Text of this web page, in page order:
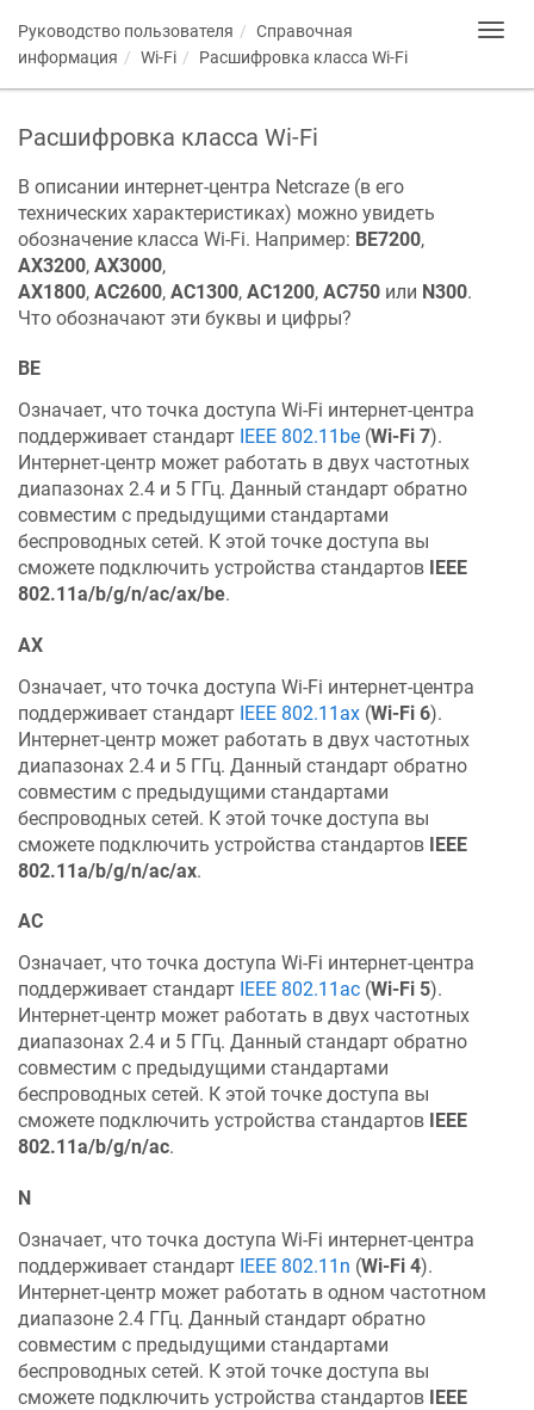
Руководство пользователя
Справочная
информация
Wi-Fi Расшифровка класса Wi-Fi
Расшифровка класса Wi-Fi
В описании интернет-центра Netcraze (в его
технических характеристиках) можно увидеть
обозначение класса Wi-Fi. Например: BE7200,
AX3200, AX3000,
AX1800, AC2600, AC1300, АС1200, АС750 или N300.
Что обозначают эти буквы и цифры?
BE
Означает, что точка доступа Wi-Fi интернет-центра
поддерживает стандарт IEEE 802.11be (Wi-Fi 7).
Интернет-центр может работать в двух частотных
диапазонах 2.4 и 5 ГГц. Данный стандарт обратно
совместим с предыдущими стандартами
беспроводных сетей. К этой точке доступа вы
сможете подключить устройства стандартов
IEEE
802.11a/b/g/n/ac/ax/be.
AX
Означает, что точка доступа Wi-Fi интернет-центра
поддерживает стандарт IEEE 802.11ax (Wi-Fi 6).
Интернет-центр может работать в двух частотных
диапазонах 2.4 и 5 ГГц. Данный стандарт обратно
совместим с предыдущими стандартами
беспроводных сетей. К этой точке доступа вы
сможете подключить устройства стандартов IEEE
802.11a/b/g/n/ac/ax.
AC
Означает, что точка доступа Wi-Fi интернет-центра
поддерживает стандарт IEEE 802.11ac (Wi-Fi 5).
Интернет-центр может работать в двух частотных
диапазонах 2.4 и 5 ГГц. Данный стандарт обратно
совместим с предыдущими стандартами
беспроводных сетей. К этой точке доступа вы
сможете подключить устройства стандартов
IEEE
802.11a/b/g/n/ac.
N
Означает, что точка доступа Wi-Fi интернет-центра
поддерживает стандарт IEEE 802.11n (Wi-Fi 4).
Интернет-центр может работать в одном частотном
диапазоне 2.4 ГГц. Данный стандарт обратно
совместим с предыдущими стандартами
беспроводных сетей. К этой точке доступа вы
сможете подключить устройства стандартов IEEE